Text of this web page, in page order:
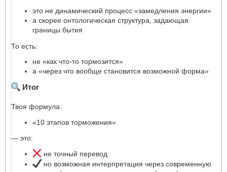
это не динамический процесс «замедления энергии»
а скорее онтологическая структура, задающая
границы бытия
То есть:
не «как что-то тормозится»
а «через что вообще становится возможной форма»
Итог
Твоя формула:
«10 этапов торможения»
— это:
не точный перевод
но возможная интерпретация через современную